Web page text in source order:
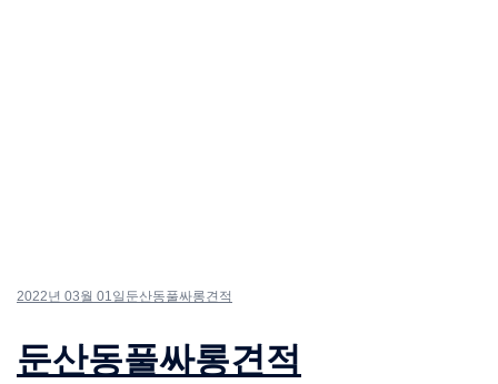
2022년 03월 01일 둔산동풀싸롱견적
둔산동풀싸롱견적